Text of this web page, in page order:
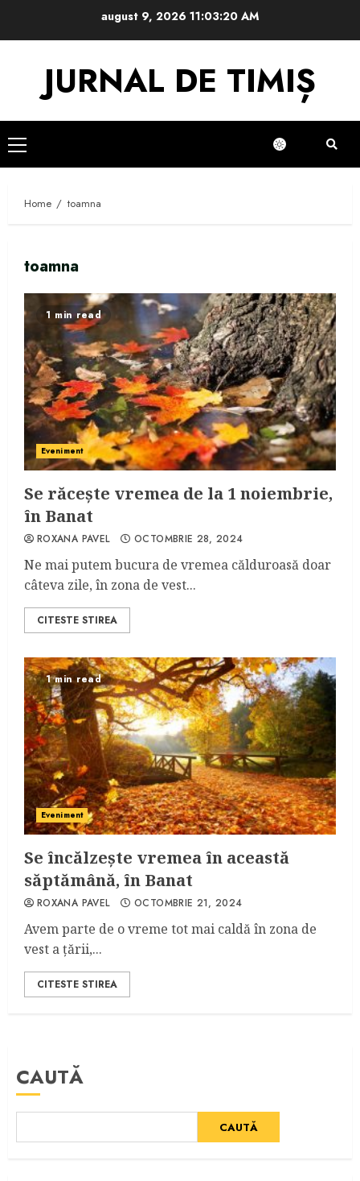
august 9, 2026 11:03:20 AM
JURNAL DE TIMIȘ
Primary
Menu
Home toamna
toamna
1 min read
Eveniment
Se răcește vremea de la 1 noiembrie,
în Banat
ROXANA PAVEL OCTOMBRIE 28, 2024
Ne mai putem bucura de vremea călduroasă doar
câteva zile, în zona de vest...
CITESTE STIREA
1 min read
Eveniment
Se încălzește vremea în această
săptămână, în Banat
ROXANA PAVEL OCTOMBRIE 21, 2024
Avem parte de o vreme tot mai caldă în zona de
vest a țării,...
CITESTE STIREA
CAUTĂ
CAUTĂ